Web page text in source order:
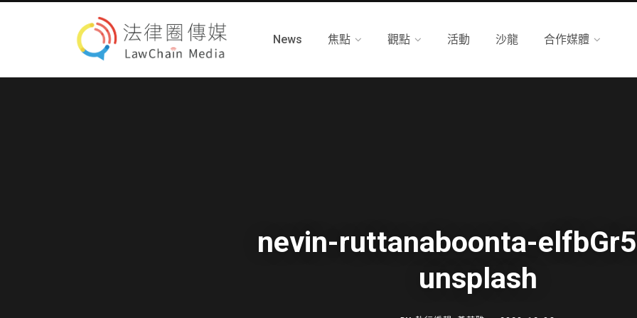
News 焦點 觀點 活動 沙龍 合作媒體
nevin-ruttanaboonta-
unsplash